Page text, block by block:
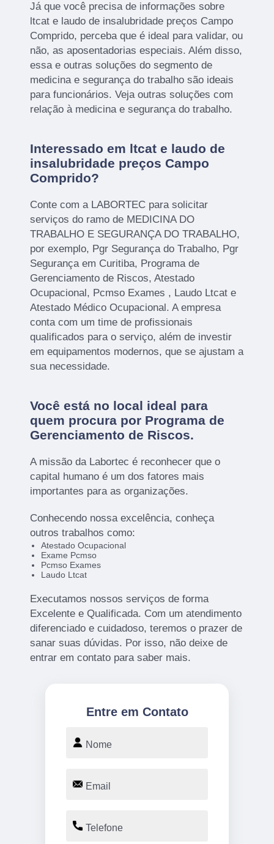
Já que você precisa de informações sobre
ltcat e laudo de insalubridade preços Campo
Comprido, perceba que é ideal para validar, ou
não, as aposentadorias especiais. Além disso,
essa e outras soluções do segmento de
medicina e segurança do trabalho são ideais
para funcionários. Veja outras soluções com
relação à medicina e segurança do trabalho.
Interessado em ltcat e laudo de
insalubridade preços Campo
Comprido?
Conte com a LABORTEC para solicitar
serviços do ramo de MEDICINA DO
TRABALHO E SEGURANÇA DO TRABALHO,
por exemplo, Pgr Segurança do Trabalho, Pgr
Segurança em Curitiba, Programa de
Gerenciamento de Riscos, Atestado
Ocupacional, Pcmso Exames , Laudo Ltcat e
Atestado Médico Ocupacional. A empresa
conta com um time de profissionais
qualificados para o serviço, além de investir
em equipamentos modernos, que se ajustam a
sua necessidade.
Você está no local ideal para
quem procura por Programa de
Gerenciamento de Riscos.
A missão da Labortec é reconhecer que o
capital humano é um dos fatores mais
importantes para as organizações.
Conhecendo nossa excelência, conheça
outros trabalhos como:
Atestado Ocupacional
Exame Pcmso
Pcmso Exames
Laudo Ltcat
Executamos nossos serviços de forma
Excelente e Qualificada. Com um atendimento
diferenciado e cuidadoso, teremos o prazer de
sanar suas dúvidas. Por isso, não deixe de
entrar em contato para saber mais.
Entre em Contato